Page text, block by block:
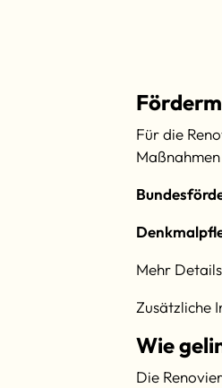
Für die
Mehr
Zusätzliche
Wie
Die